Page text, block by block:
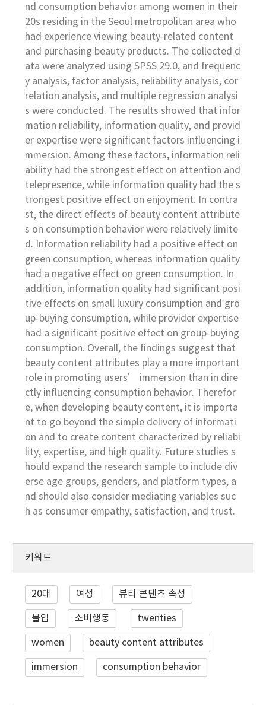
nd consumption behavior among women in their
20s residing in the Seoul metropolitan area who
had experience viewing beauty-related content
and purchasing beauty products. The collected d
ata were analyzed using SPSS 29.0, and frequenc
y analysis, factor analysis, reliability analysis, cor
relation analysis, and multiple regression analysi
s were conducted. The results showed that infor
mation reliability, information quality, and provid
er expertise were significant factors influencing i
mmersion. Among these factors, information reli
ability had the strongest effect on attention and
telepresence, while information quality had the s
trongest positive effect on enjoyment. In contra
st, the direct effects of beauty content attribute
s on consumption behavior were relatively limite
d. Information reliability had a positive effect on
green consumption, whereas information quality
had a negative effect on green consumption. In
addition, information quality had significant posi
tive effects on small luxury consumption and gro
up-buying consumption, while provider expertise
had a significant positive effect on group-buying
consumption. Overall, the findings suggest that
beauty content attributes play a more important
role in promoting users’ immersion than in dire
ctly influencing consumption behavior. Therefor
e, when developing beauty content, it is importa
nt to go beyond the simple delivery of informati
on and to create content characterized by reliabi
lity, expertise, and high quality. Future studies s
hould expand the research sample to include div
erse age groups, genders, and platform types, a
nd should also consider mediating variables suc
h as consumer empathy, satisfaction, and trust.
키워드
20대 여성 뷰티 콘텐츠 속성
몰입 소비행동 twenties
women beauty content attributes
immersion consumption behavior